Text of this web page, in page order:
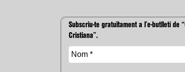
Subscriu-te gratuïtament a l’e-butlletí de
Cristiana”.